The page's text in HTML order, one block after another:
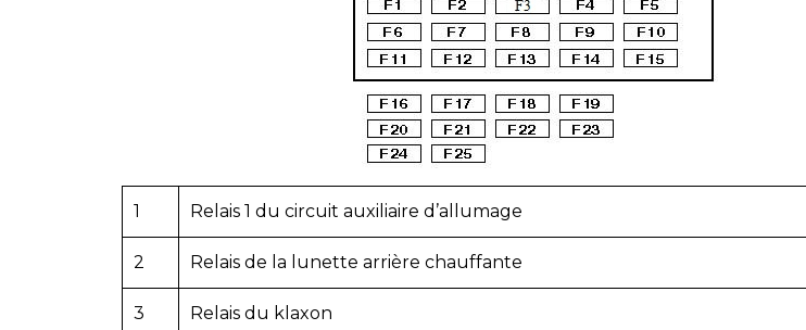
1 Relais 1 du circuit auxiliaire d’allumage
2 Relais de la lunette arrière chauffante
3 Relais du klaxon